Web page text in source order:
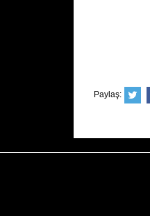
Paylaş: